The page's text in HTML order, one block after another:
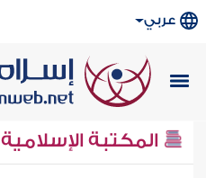
عربي
المكتبة الإسلامية